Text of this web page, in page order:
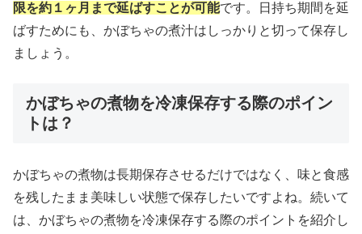
限を約１ヶ月まで延ばすことが可能です。日持ち期間を延
ばすためにも、かぼちゃの煮汁はしっかりと切って保存し
ましょう。
かぼちゃの煮物を冷凍保存する際のポイン
トは？
かぼちゃの煮物は長期保存させるだけではなく、味と食感
を残したまま美味しい状態で保存したいですよね。続いて
は、かぼちゃの煮物を冷凍保存する際のポイントを紹介し